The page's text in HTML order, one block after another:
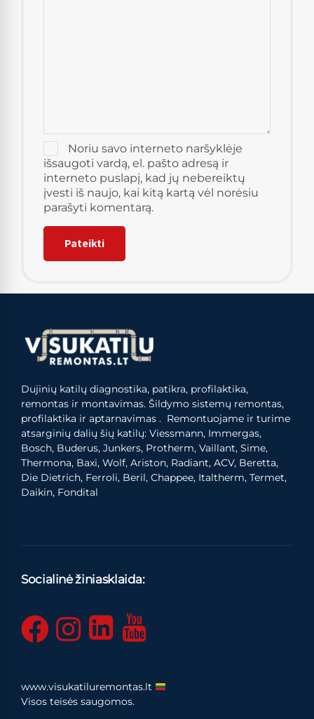
Noriu savo interneto naršyklėje
išsaugoti vardą, el. pašto adresą ir
interneto puslapį, kad jų nebereiktų
įvesti iš naujo, kai kitą kartą vėl norėsiu
parašyti komentarą.
Dujinių katilų diagnostika, patikra, profilaktika,
remontas ir montavimas. Šildymo sistemų remontas,
profilaktika ir aptarnavimas . Remontuojame ir turime
atsarginių dalių šių katilų: Viessmann, Immergas,
Bosch, Buderus, Junkers, Protherm, Vaillant, Sime,
Thermona, Baxi, Wolf, Ariston, Radiant, ACV, Beretta,
Die Dietrich, Ferroli, Beril, Chappee, Italtherm, Termet,
Daikin, Fondital
Socialinė žiniasklaida:
www.visukatiluremontas.lt
Visos teisės saugomos.